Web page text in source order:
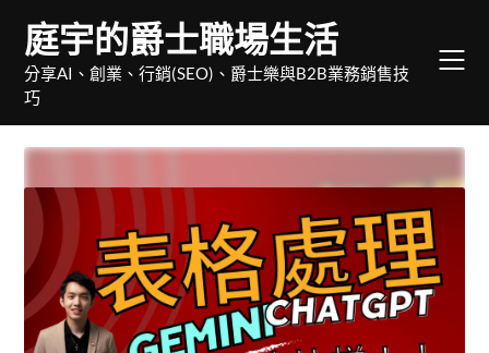
content
庭宇的爵士職場生活
分享AI、創業、行銷(SEO)、爵士樂與B2B業務銷售技
巧